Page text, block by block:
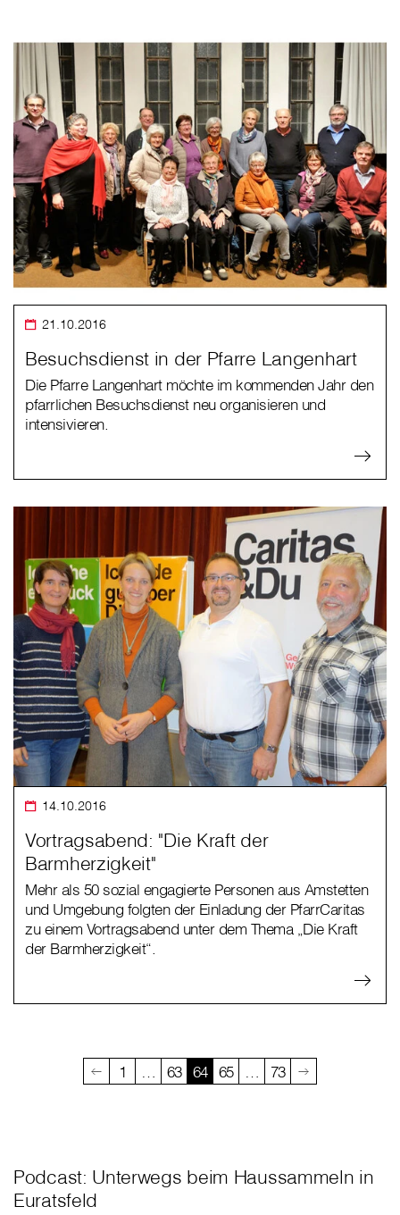
21.10.2016
Besuchsdienst in der Pfarre Langenhart
Die Pfarre Langenhart möchte im kommenden Jahr den
pfarrlichen Besuchsdienst neu organisieren und
intensivieren.
14.10.2016
Vortragsabend: "Die Kraft der
Barmherzigkeit"
Mehr als 50 sozial engagierte Personen aus Amstetten
und Umgebung folgten der Einladung der PfarrCaritas
zu einem Vortragsabend unter dem Thema „Die Kraft
der Barmherzigkeit“.
1 63 64 65 73
Podcast: Unterwegs beim Haussammeln in
Euratsfeld